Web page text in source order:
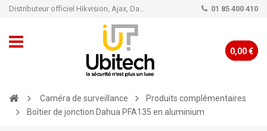
Distributeur officiel Hikvision, Ajax, Dahua, TP-Link - Caméra de vidéo surveillance - Alarme 01 85 400 410
0,00 €
Caméra de surveillance
Produits complémentaires
Boîtier de jonction Dahua PFA135 en aluminium